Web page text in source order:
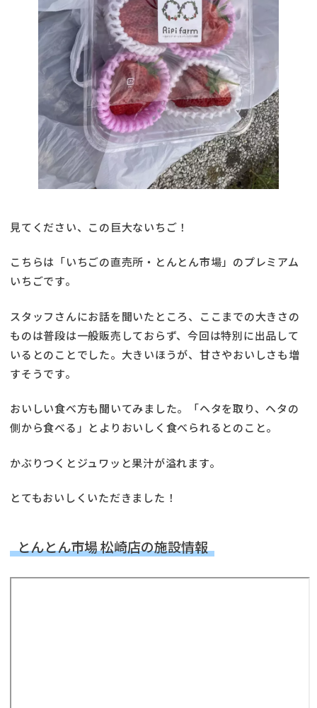
見てください、この巨大ないちご！
こちらは「いちごの直売所・とんとん市場」のプレミアム
いちごです。
スタッフさんにお話を聞いたところ、ここまでの大きさの
ものは普段は一般販売しておらず、今回は特別に出品して
いるとのことでした。大きいほうが、甘さやおいしさも増
すそうです。
おいしい食べ方も聞いてみました。「ヘタを取り、ヘタの
側から食べる」とよりおいしく食べられるとのこと。
かぶりつくとジュワッと果汁が溢れます。
とてもおいしくいただきました！
とんとん市場 松崎店の施設情報